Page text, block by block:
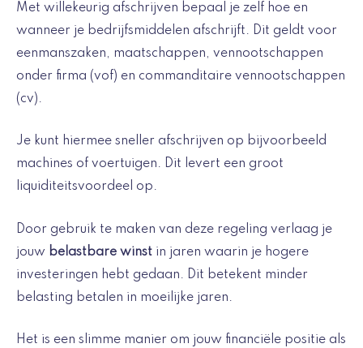
Met willekeurig afschrijven bepaal je zelf hoe en
wanneer je bedrijfsmiddelen afschrijft. Dit geldt voor
eenmanszaken, maatschappen, vennootschappen
onder firma (vof) en commanditaire vennootschappen
(cv).
Je kunt hiermee sneller afschrijven op bijvoorbeeld
machines of voertuigen. Dit levert een groot
liquiditeitsvoordeel op.
Door gebruik te maken van deze regeling verlaag je
jouw belastbare winst in jaren waarin je hogere
investeringen hebt gedaan. Dit betekent minder
belasting betalen in moeilijke jaren.
Het is een slimme manier om jouw financiële positie als